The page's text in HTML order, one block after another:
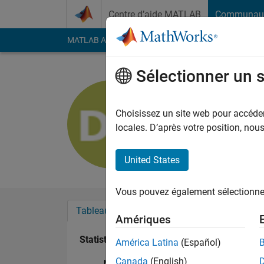
Centre d’aide MATLAB
MATLAB Answers File Exchange Cody
Last seen: 10 mois il
Followers:2
Tableau de bord
Statistiques
Sélectionner un
Choisissez un site web pour
locales. D’après votre position,
United States
Vous pouvez également
Amériques
América Latina (Español)
Canada (English)